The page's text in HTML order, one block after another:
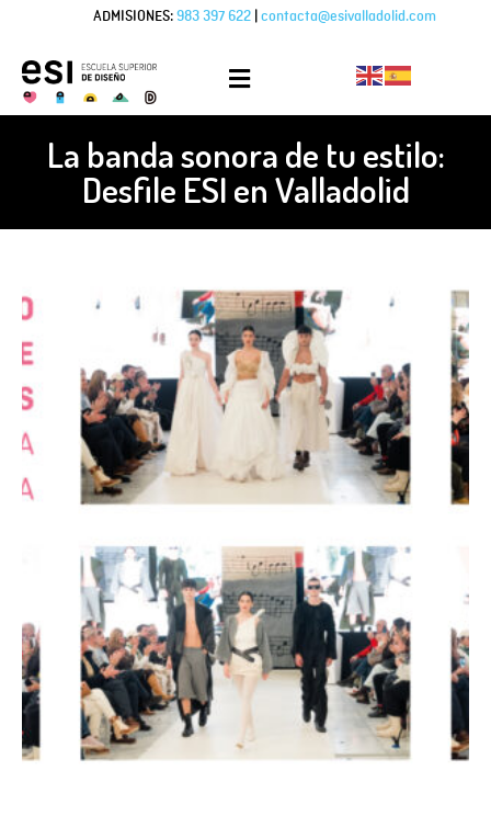
ADMISIONES: 983 397 622 contacta@esivalladolid.com
La banda sonora de tu estilo:
Desfile ESI en Valladolid